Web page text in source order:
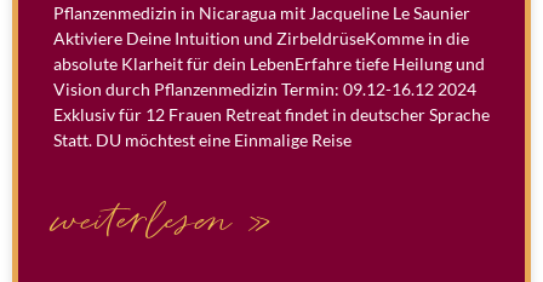
Pflanzenmedizin in Nicaragua mit Jacqueline Le Saunier
Aktiviere Deine Intuition und ZirbeldrüseKomme in die
absolute Klarheit für dein LebenErfahre tiefe Heilung und
Vision durch Pflanzenmedizin Termin: 09.12-16.12 2024
Exklusiv für 12 Frauen Retreat findet in deutscher Sprache
Statt. DU möchtest eine Einmalige Reise
weiterlesen »